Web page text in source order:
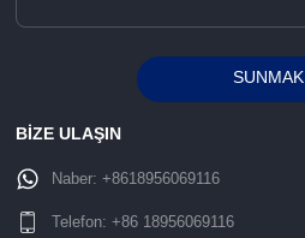
SUNMAK
BİZE ULAŞIN
Naber:+8618956069116
Telefon:+86 18956069116